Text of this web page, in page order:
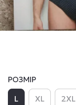
РОЗМІР
L XL 2XL